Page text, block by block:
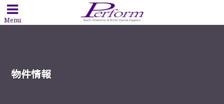
Menu
物件情報